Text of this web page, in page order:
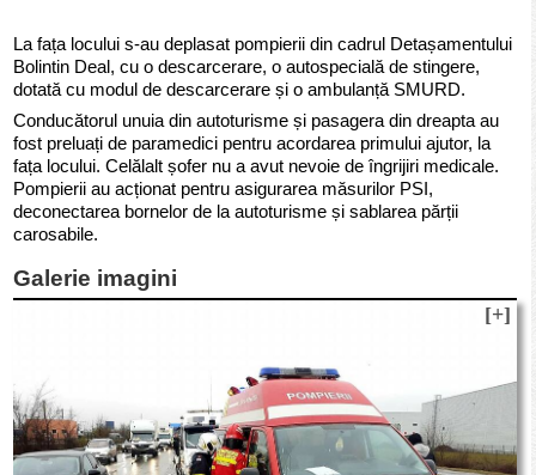
La fața locului s-au deplasat pompierii din cadrul Detașamentului
Bolintin Deal, cu o descarcerare, o autospecială de stingere,
dotată cu modul de descarcerare și o ambulanță SMURD.
Conducătorul unuia din autoturisme și pasagera din dreapta au
fost preluați de paramedici pentru acordarea primului ajutor, la
fața locului. Celălalt șofer nu a avut nevoie de îngrijiri medicale.
Pompierii au acționat pentru asigurarea măsurilor PSI,
deconectarea bornelor de la autoturisme și sablarea părții
carosabile.
Galerie imagini